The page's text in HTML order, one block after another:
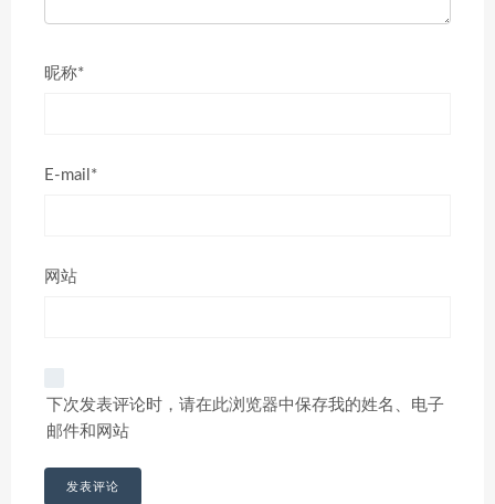
昵称*
E-mail*
网站
下次发表评论时，请在此浏览器中保存我的姓名、电子
邮件和网站